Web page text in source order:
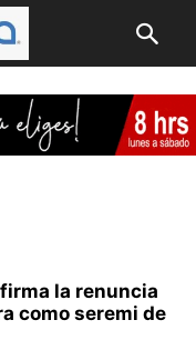
la renuncia
como seremi de